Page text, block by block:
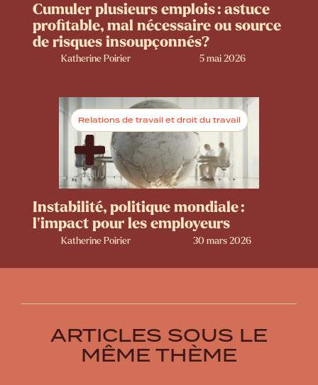
Cumuler plusieurs emplois : astuce
profitable, mal nécessaire ou source
de risques insoupçonnés?
Katherine Poirier 5 mai 2026
Relations de travail et droit du travail
Instabilité, politique mondiale :
l’impact pour les employeurs
Katherine Poirier 30 mars 2026
ARTICLES SOUS LE
MÊME THÈME